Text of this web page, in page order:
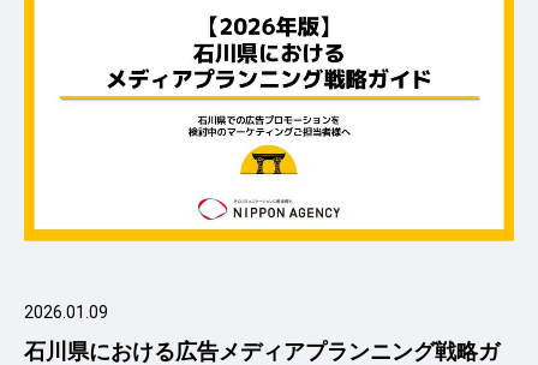
2026.01.09
石川県における広告メディアプランニング戦略ガ